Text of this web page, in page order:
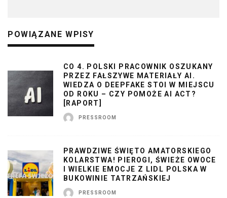
POWIĄZANE WPISY
CO 4. POLSKI PRACOWNIK OSZUKANY
PRZEZ FAŁSZYWE MATERIAŁY AI.
WIEDZA O DEEPFAKE STOI W MIEJSCU
OD ROKU – CZY POMOŻE AI ACT?
[RAPORT]
PRESSROOM
PRAWDZIWE ŚWIĘTO AMATORSKIEGO
KOLARSTWA! PIEROGI, ŚWIEŻE OWOCE
I WIELKIE EMOCJE Z LIDL POLSKA W
BUKOWINIE TATRZAŃSKIEJ
PRESSROOM